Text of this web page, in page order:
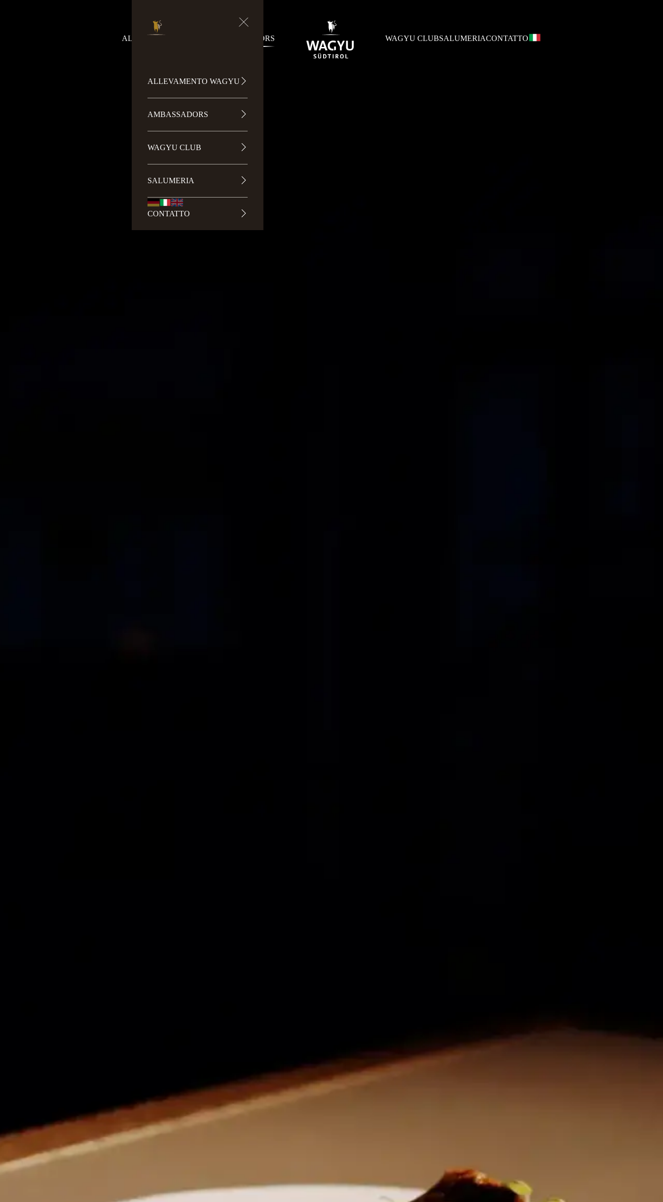
ALLEVAMENTO WAGYU AMBASSADORS WAGYU CLUBSALUMERIACONTATTO
ALLEVAMENTO WAGYU
AMBASSADORS
WAGYU CLUB
SALUMERIA
CONTATTO